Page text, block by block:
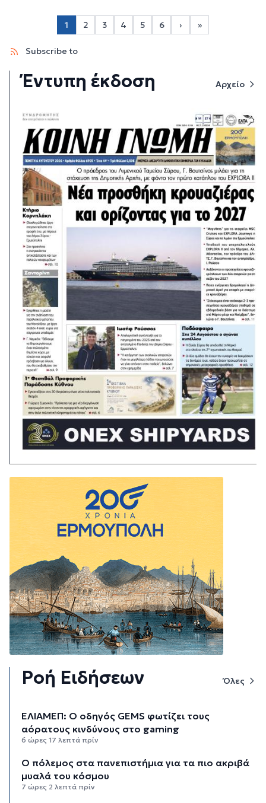
Σελιδοποίηση
1 Page 2
2 Page 3
3 Page 4
4 Page 5
5 Page 6
6
Next page
›
Last page
»
Subscribe to
Έντυπη έκδοση Αρχείο
Ροή Ειδήσεων Όλες
ΕΛΙΑΜΕΠ: Ο οδηγός GEMS φωτίζει τους
αόρατους κινδύνους στο gaming
6 ώρες 17 λεπτά πρίν
Ο πόλεμος στα πανεπιστήμια για τα πιο ακριβά
μυαλά του κόσμου
7 ώρες 2 λεπτά πρίν